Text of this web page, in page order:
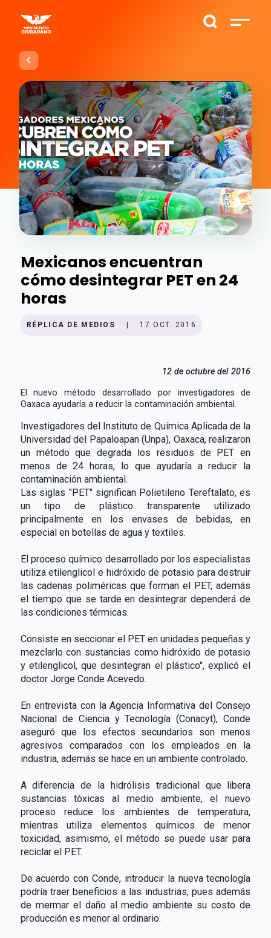
Mexicanos encuentran
cómo desintegrar PET en 24
horas
RÉPLICA DE MEDIOS 17 OCT. 2016
12 de octubre del 2016
El nuevo método desarrollado por investigadores de
Oaxaca ayudaría a reducir la contaminación ambiental.
Investigadores del Instituto de Química Aplicada de la
Universidad del Papaloapan (Unpa), Oaxaca, realizaron
un método que degrada los residuos de PET en
menos de 24 horas, lo que ayudaría a reducir la
contaminación ambiental.
Las siglas "PET" significan Polietileno Tereftalato, es
un tipo de plástico transparente utilizado
principalmente en los envases de bebidas, en
especial en botellas de agua y textiles.
El proceso químico desarrollado por los especialistas
utiliza etilenglicol e hidróxido de potasio para destruir
las cadenas poliméricas que forman el PET, además
el tiempo que se tarde en desintegrar dependerá de
las condiciones térmicas.
Consiste en seccionar el PET en unidades pequeñas y
mezclarlo con sustancias como hidróxido de potasio
y etilenglicol, que desintegran el plástico", explicó el
doctor Jorge Conde Acevedo.
En entrevista con la Agencia Informativa del Consejo
Nacional de Ciencia y Tecnología (Conacyt), Conde
aseguró que los efectos secundarios son menos
agresivos comparados con los empleados en la
industria, además se hace en un ambiente controlado.
A diferencia de la hidrólisis tradicional que libera
sustancias tóxicas al medio ambiente, el nuevo
proceso reduce los ambientes de temperatura,
mientras utiliza elementos químicos de menor
toxicidad, asimismo, el método se puede usar para
reciclar el PET.
De acuerdo con Conde, introducir la nueva tecnología
podría traer beneficios a las industrias, pues además
de mermar el daño al medio ambiente su costo de
producción es menor al ordinario.